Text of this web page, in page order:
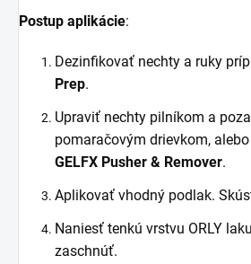
Postup aplikácie:
Dezinfikovať nechty a ruky
Prep.
Upraviť nechty pilníkom a
pomaračovým drievkom,
GELFX Pusher & Remover.
Aplikovať vhodný podlak.
Naniesť tenkú vrstvu ORLY
zaschnúť.